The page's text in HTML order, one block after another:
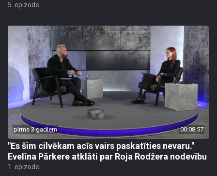
5. epizode
pirms 3 gadiem 00:08:57
"Es šim cilvēkam acīs vairs paskatīties nevaru."
Evelīna Pārkere atklāti par Roja Rodžera nodevību
1. epizode